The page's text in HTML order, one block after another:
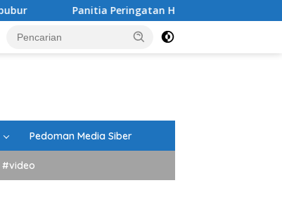
Panitia Peringatan HUT RI Kecamatan Lima Kaum
Pedoman Media Siber
#video